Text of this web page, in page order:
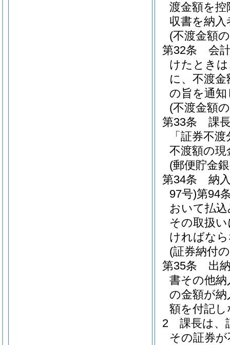
渡金額を
収書を納
(不渡金額
第32条
会
けたとき
に、不渡
の旨を通
(不渡金額
第33条
課
「証券不
不渡額の
(郵便貯金
第34条
納
97号)第94
おいて払
その取扱
ければな
(証券納付
第35条
出
書その他
の金額が
額を付記
2
課長は、
その証券